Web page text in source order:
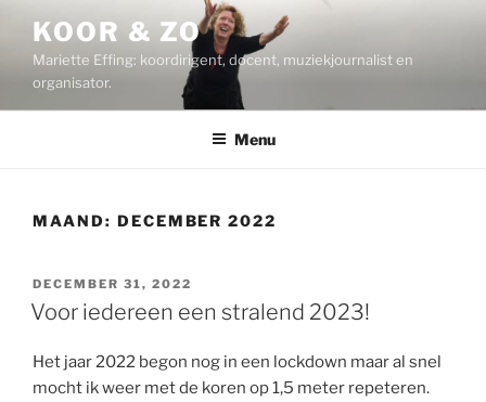
inhoud
KOOR & ZO
Mariette Effing: koordirigent, docent, muziekjournalist en
organisator.
Menu
MAAND: DECEMBER 2022
GEPLAATST
OP
DECEMBER 31, 2022
Voor iedereen een stralend 2023!
Het jaar 2022 begon nog in een lockdown maar al snel
mocht ik weer met de koren op 1,5 meter repeteren.